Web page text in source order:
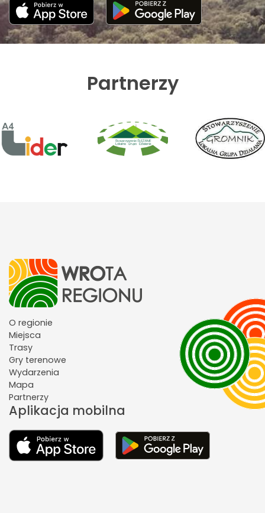
Partnerzy
O regionie
Miejsca
Trasy
Gry terenowe
Wydarzenia
Mapa
Partnerzy
Aplikacja mobilna